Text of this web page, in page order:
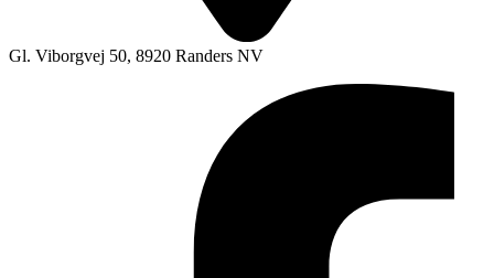
Gl. Viborgvej 50, 8920 Randers NV